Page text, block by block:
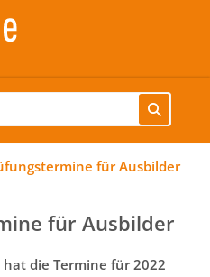
für Ausbilder
für Ausbilder
die Termine für 2022